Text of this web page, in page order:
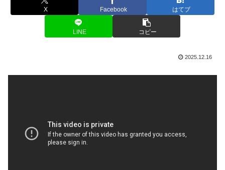
X Facebook はてブ
LINE コピー
2025.12.16